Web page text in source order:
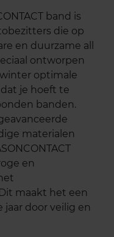
band is
die op
en duurzame all
ontworpen
optimale
je hoeft te
banden.
materialen
en
maakt het een
jaar door veilig en